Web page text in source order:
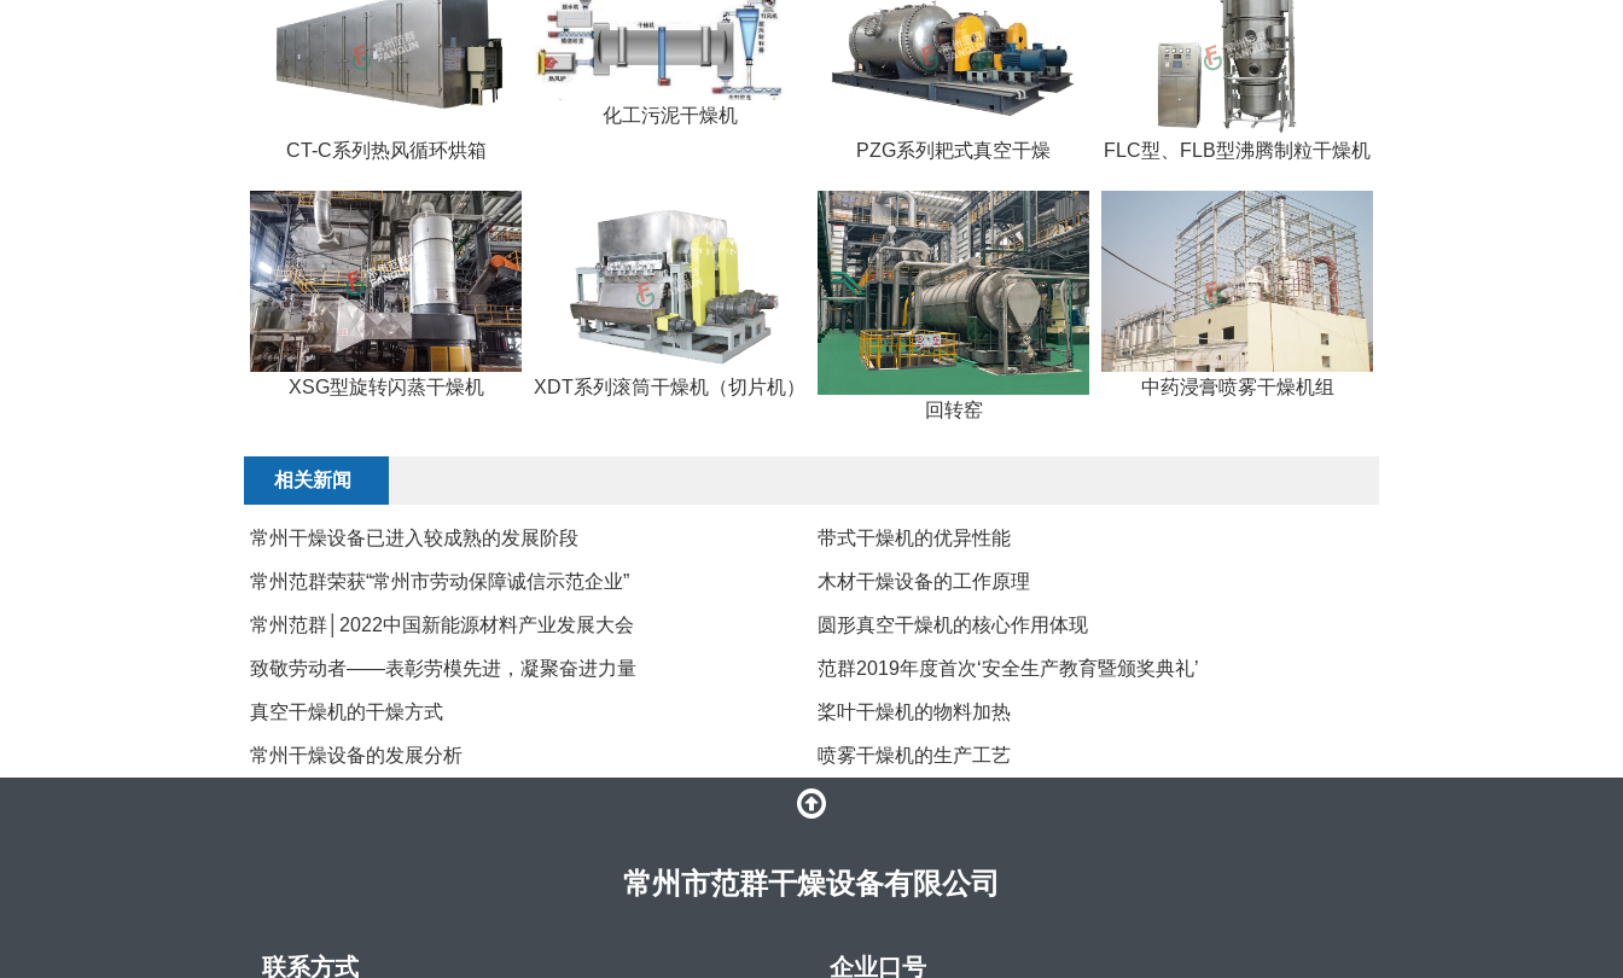
CT-C系列热风循环烘箱
化工污泥干燥机
PZG系列耙式真空干燥
FLC型、FLB型沸腾制粒干燥机
XSG型旋转闪蒸干燥机
XDT系列滚筒干燥机（切片机）
回转窑
中药浸膏喷雾干燥机组
相关新闻
常州干燥设备已进入较成熟的发展阶段 ​带式干燥机的优异性能
常州范群荣获“常州市劳动保障诚信示范企业” 木材干燥设备的工作原理
常州范群│2022中国新能源材料产业发展大会 圆形真空干燥机的核心作用体现
致敬劳动者——表彰劳模先进，凝聚奋进力量 范群2019年度首次‘安全生产教育暨颁奖典礼’
真空干燥机的干燥方式 ​桨叶干燥机的物料加热
常州干燥设备的发展分析 喷雾干燥机的生产工艺
常州市范群干燥设备有限公司
联系方式 企业口号